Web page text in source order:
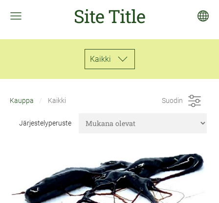
Site Title
Kaikki
Kauppa Kaikki Suodin
Järjestelyperuste